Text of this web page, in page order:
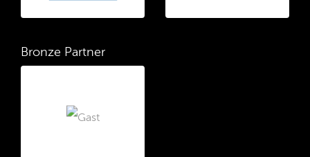
Bronze Partner